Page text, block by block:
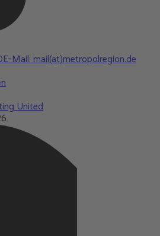
E-Mail: mail(at)metropolregion.de
United